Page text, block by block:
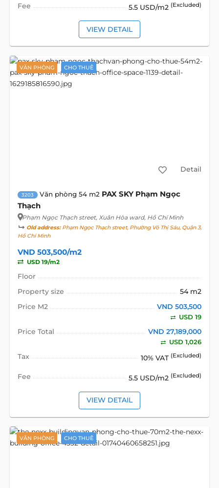
Fee 5.5 USD/m2 (Excluded)
VIEW DETAIL
VĂN PHÒNG CHO THUÊ
Detail
3203 Văn phòng 54 m2 PAX SKY Phạm Ngọc
Thạch
Phạm Ngọc Thạch street, Xuân Hòa ward, Hồ Chí Minh
Old address:Phạm Ngọc Thạch street, Phường Võ Thị Sáu, Quận 3,
Hồ Chí Minh
VND 503,500/m2
USD 19/m2
Floor
Property size
54 m2
Price M2
VND 503,500
USD 19
Price Total VND 27,189,000
USD 1,026
Tax 10% VAT (Excluded)
Fee 5.5 USD/m2 (Excluded)
VIEW DETAIL
VĂN PHÒNG CHO THUÊ